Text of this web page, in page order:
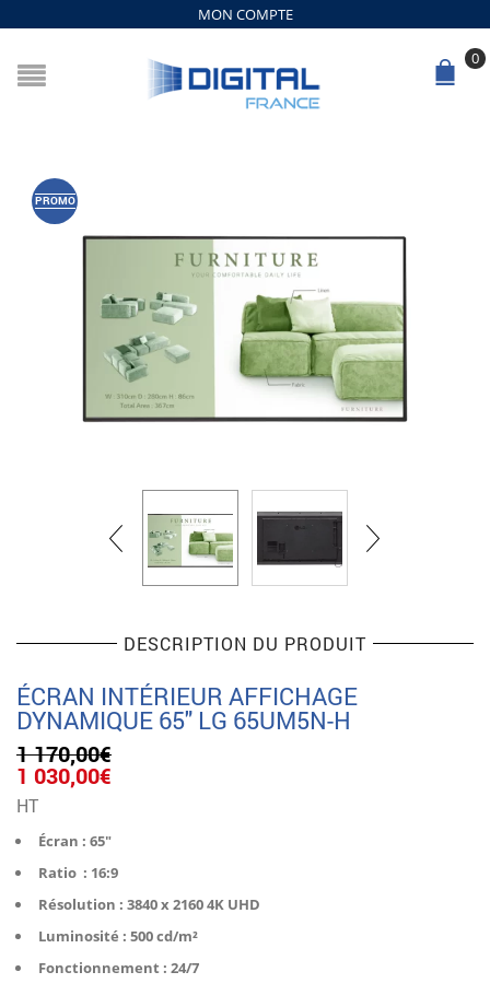
MON COMPTE
0
PROMO
DESCRIPTION DU PRODUIT
ÉCRAN INTÉRIEUR AFFICHAGE
DYNAMIQUE 65″ LG 65UM5N-H
1 170,00€
Le
prix
initial
était :
170,00€.
1 030,00€
est :
1
030,00€.
HT
Écran : 65″
Ratio : 16:9
Résolution : 3840 x 2160 4K UHD
Luminosité : 500 cd/m²
Fonctionnement : 24/7